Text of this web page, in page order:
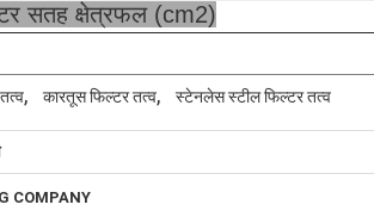
सतह क्षेत्रफल (cm2)
, कारतूस फिल्टर तत्व, स्टेनलेस स्टील फिल्टर तत्व
COMPANY